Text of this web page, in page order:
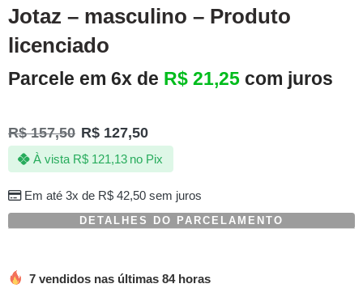
Jotaz – masculino – Produto
licenciado
Parcele em 6x de R$ 21,25 com juros
R$157,50 R$ 127,50
Em até 3x de R$42,50sem juros
À vista R$121,13 no Pix
DETALHES DO PARCELAMENTO
7 vendidos nas últimas 84 horas